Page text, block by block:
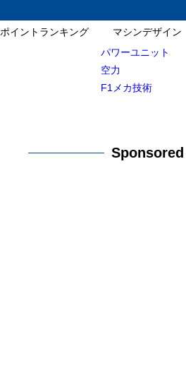
ポイントランキング
マシンデザイン
パワーユニット
空力
F1メカ技術